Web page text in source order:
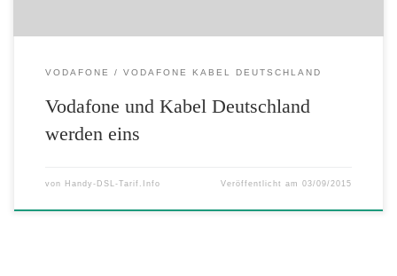
VODAFONE VODAFONE KABEL DEUTSCHLAND
Vodafone und Kabel Deutschland
werden eins
von Handy-DSL-Tarif.Info Veröffentlicht am03/09/2015